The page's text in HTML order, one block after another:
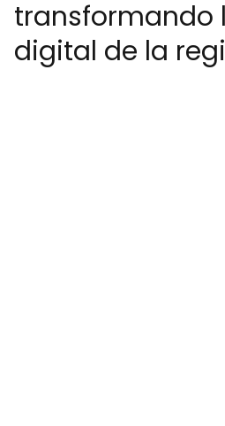
transformando
digital de la